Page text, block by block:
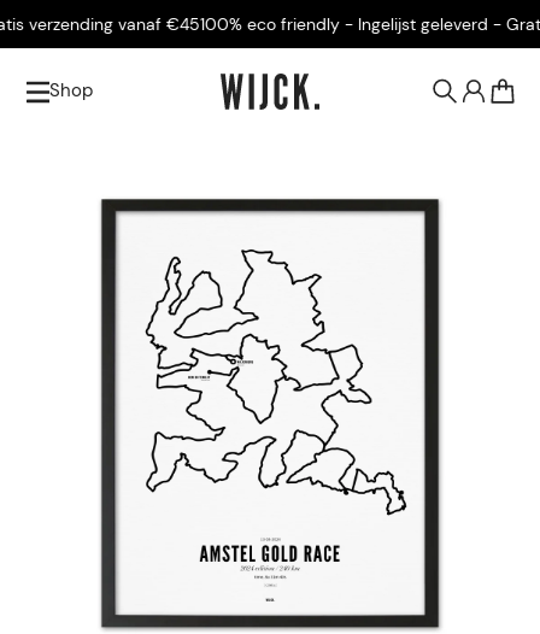
vanaf €45100% eco friendly - Ingelijst geleverd - Gratis
Shop